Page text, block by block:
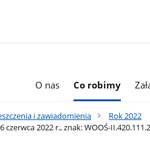
O nas Co robimy
i zawiadomienia
Rok 2022
2022 r., znak: WOOŚ-